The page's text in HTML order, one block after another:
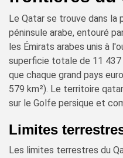
Le Qatar se trouve dans
péninsule arabe, entouré
les Émirats arabes unis à
superficie totale de 11
que chaque grand pays
579 km²). Le territoire
sur le Golfe persique et
Limites
Les limites terrestres du